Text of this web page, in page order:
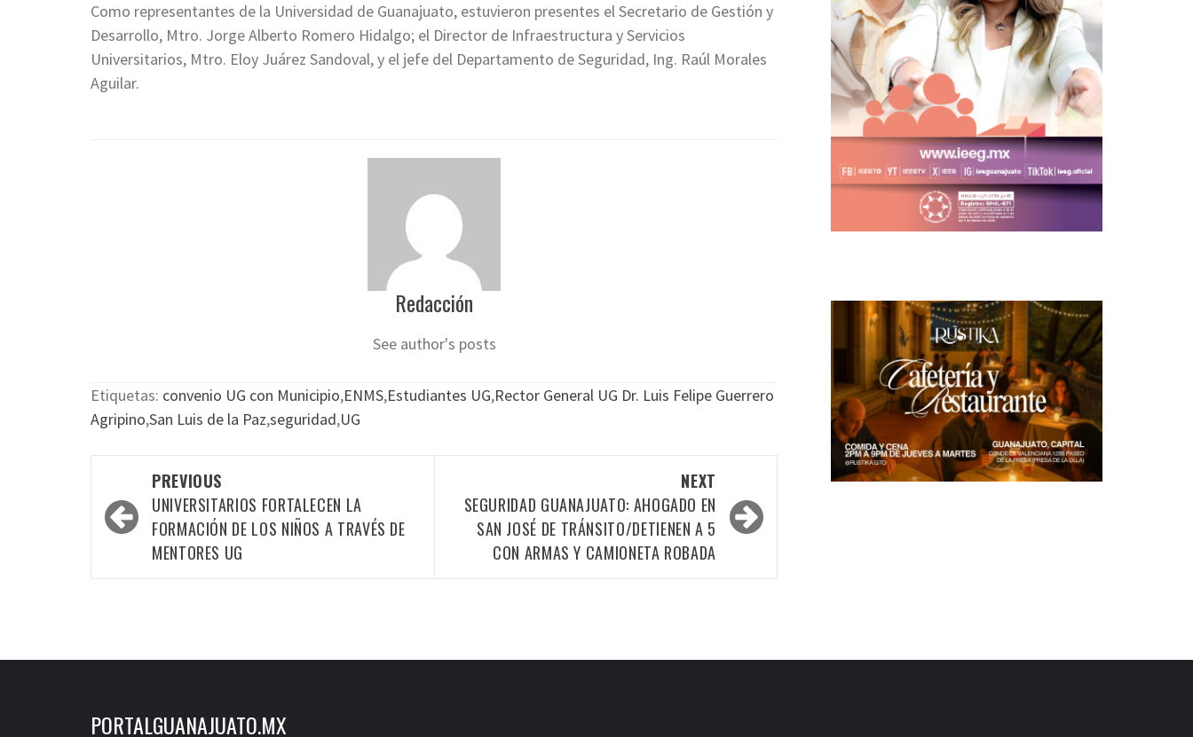
Como representantes de la Universidad de Guanajuato, estuvieron presentes el Secretario de Gestión y
Desarrollo, Mtro. Jorge Alberto Romero Hidalgo; el Director de Infraestructura y Servicios
Universitarios, Mtro. Eloy Juárez Sandoval, y el jefe del Departamento de Seguridad, Ing. Raúl Morales
Aguilar.
Redacción
See author's posts
Etiquetas: convenio UG con Municipio,ENMS,Estudiantes UG,Rector General UG Dr. Luis Felipe Guerrero
Agripino,San Luis de la Paz,seguridad,UG
navigation
PREVIOUS
UNIVERSITARIOS FORTALECEN LA
FORMACIÓN DE LOS NIÑOS A TRAVÉS DE
MENTORES UG
NEXT
SEGURIDAD GUANAJUATO: AHOGADO EN
SAN JOSÉ DE TRÁNSITO/DETIENEN A 5
CON ARMAS Y CAMIONETA ROBADA
PORTALGUANAJUATO.MX